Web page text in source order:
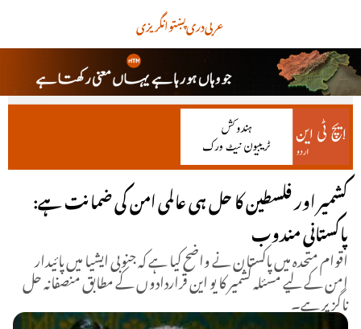
انگریزیپښتودریعربی
کشمیر اور فلسطین کا حل ہی عالمی امن کی ضمانت ہے:
پاکستانی مندوب
اقوام متحدہ میں پاکستان نے واضح کیا ہے کہ جنوبی ایشیا میں پائیدار
امن کے لیے مسئلہ کشمیر کا یو این قراردادوں کے مطابق منصفانہ حل
ناگزیر ہے۔